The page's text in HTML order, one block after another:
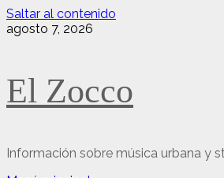
Saltar al contenido
agosto 7, 2026
El Zocco
Información sobre música urbana y